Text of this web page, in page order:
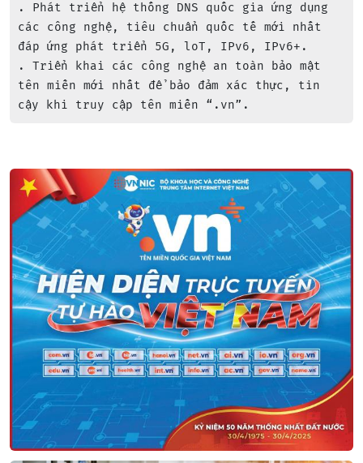
. Phát triển hệ thống DNS quốc gia ứng dụng
các công nghệ, tiêu chuẩn quốc tế mới nhất
đáp ứng phát triển 5G, loT, IPv6, IPv6+.
. Triển khai các công nghệ an toàn bảo mật
tên miền mới nhất để bảo đảm xác thực, tin
cậy khi truy cập tên miền “.vn”.